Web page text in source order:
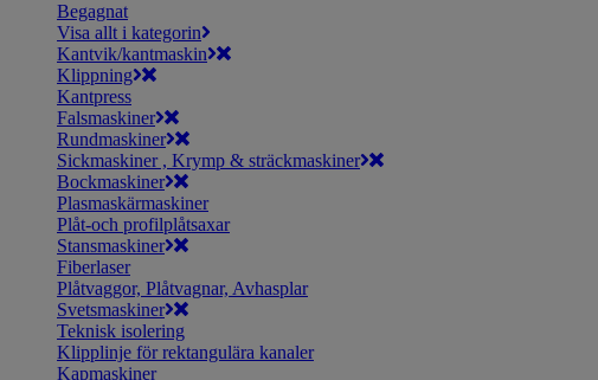
Begagnat
Visa allt i kategorin
Kantvik/kantmaskin
Klippning
Kantpress
Falsmaskiner
Rundmaskiner
Sickmaskiner , Krymp & sträckmaskiner
Bockmaskiner
Plasmaskärmaskiner
Plåt-och profilplåtsaxar
Stansmaskiner
Fiberlaser
Plåtvaggor, Plåtvagnar, Avhasplar
Svetsmaskiner
Teknisk isolering
Klipplinje för rektangulära kanaler
Kapmaskiner